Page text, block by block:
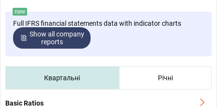
new
Full IFRS financial statements data with indicator charts
Show all company
reports
Квартальні Річні
Basic Ratios